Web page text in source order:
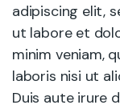
adipiscing elit,
ut labore et
minim veniam,
laboris nisi ut
Duis aute irure